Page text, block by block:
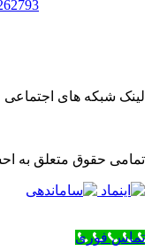
لینک شبکه های اجتماعی
تمامی حقوق متعلق به
تماس فوری